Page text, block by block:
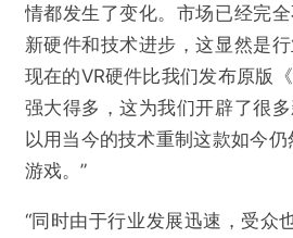
情都发生了变化。市场已经完
新硬件和技术进步，这显然是行
现在的VR硬件比我们发布原版
强大得多，这为我们开辟了很
以用当今的技术重制这款如今
游戏。”
“同时由于行业发展迅速，受众